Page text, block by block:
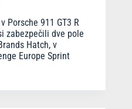
Porsche 911 GT3 R
zabezpečili dve pole
Hatch, v
Europe Sprint